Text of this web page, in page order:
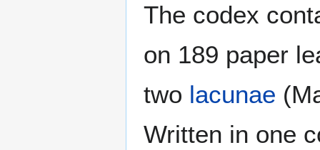
The codex
on 189 paper
two lacunae
Written in one